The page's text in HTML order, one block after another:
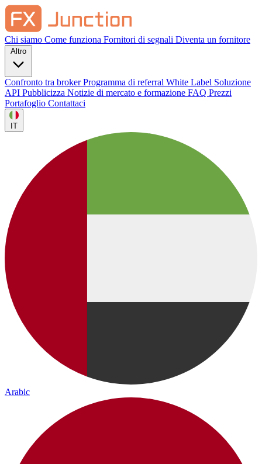
Chi siamo Come funziona Fornitori di segnali Diventa un fornitore
Confronto tra brokerProgramma di referral White Label Soluzione
API Pubblicizza Notizie di mercato e formazione FAQ Prezzi
Portafoglio Contattaci
IT
Arabic